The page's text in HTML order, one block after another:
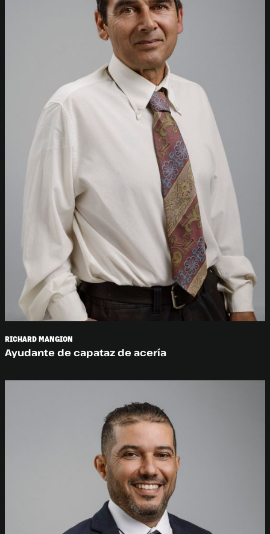
RICHARD MANGION
Ayudante de capataz de acería